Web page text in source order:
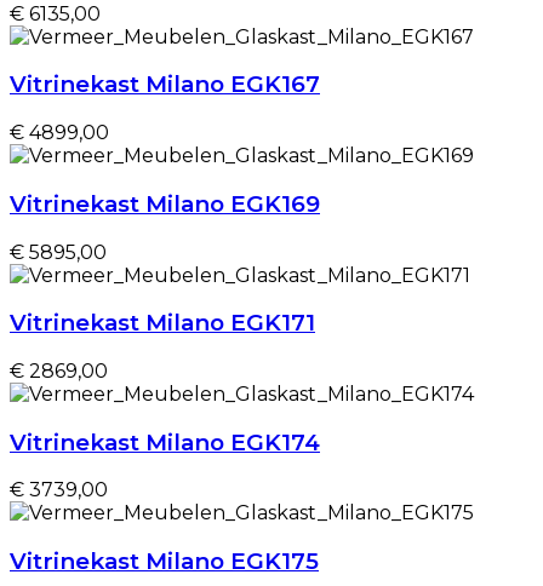
€ 6135,00
Vitrinekast Milano EGK167
€ 4899,00
Vitrinekast Milano EGK169
€ 5895,00
Vitrinekast Milano EGK171
€ 2869,00
Vitrinekast Milano EGK174
€ 3739,00
Vitrinekast Milano EGK175